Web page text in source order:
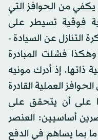
من الحوافز التي
فوقية تسيطر على
التنازل عن السيادة -
فشلت المبادرة
ذاتها. إذ أدرك مونيه
العملية القادرة
على أن يتحقق على
أساسيين: العنصر
ما بما يساهم في الدفع